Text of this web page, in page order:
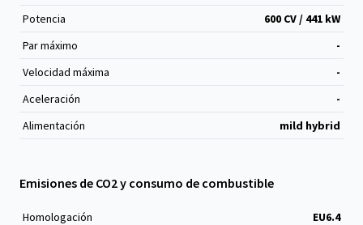
Potencia
600 CV / 441 kW
Par máximo
-
Velocidad máxima
-
Aceleración
-
Alimentación
mild hybrid
Emisiones de CO2 y consumo de combustible
Homologación
EU6.4